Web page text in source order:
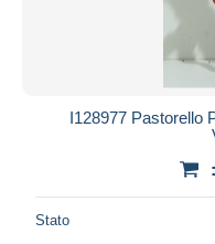
I128977 Pastorello
Stato